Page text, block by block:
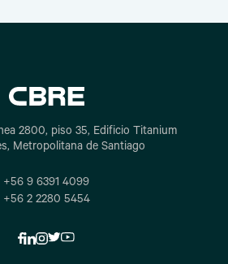
2800, piso 35, Edificio Titanium
Metropolitana de Santiago
+56 9 6391 4099
+56 2 2280 5454